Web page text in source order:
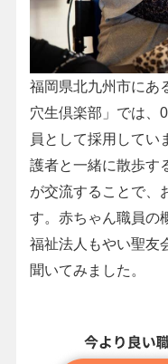
福岡県北九州市にあ
穴生倶楽部」では、
員として採用してい
護者と一緒に散歩す
が交流することで、
す。赤ちゃん職員の
福祉法人もやい聖友
聞いてみました。